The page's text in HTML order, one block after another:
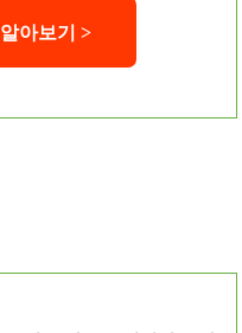
알아보기 >